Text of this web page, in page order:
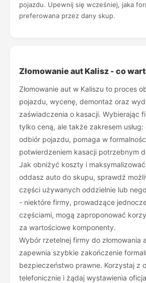
pojazdu. Upewnij się wcześniej, jaka
preferowana przez dany skup.
Złomowanie aut Kalisz - co
Złomowanie aut w Kaliszu to proces
pojazdu, wycenę, demontaż oraz
zaświadczenia o kasacji. Wybierając
tylko ceną, ale także zakresem
odbiór pojazdu, pomaga w
potwierdzeniem kasacji potrzebnym
Jak obniżyć koszty i
oddasz auto do skupu, sprawdź
części używanych oddzielnie lub
- niektóre firmy, prowadzące
częściami, mogą zaproponować
za wartościowe komponenty.
Wybór rzetelnej firmy do złomowania
zapewnia szybkie zakończenie
bezpieczeństwo prawne. Korzystaj z
telefonicznie i żądaj wystawienia